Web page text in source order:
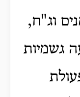
וג"ח,
גשמיות